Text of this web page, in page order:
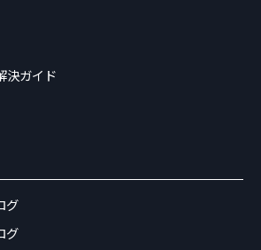
決ガイド
グ
グ